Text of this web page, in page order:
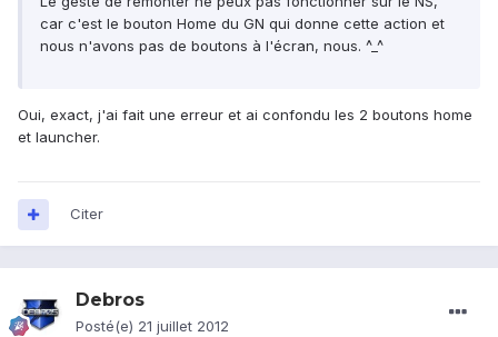
car c'est le bouton Home du GN qui donne cette action et
nous n'avons pas de boutons à l'écran, nous. ^_^
Oui, exact, j'ai fait une erreur et ai confondu les 2 boutons home
et launcher.
Citer
Debros
Posté(e) 21 juillet 2012